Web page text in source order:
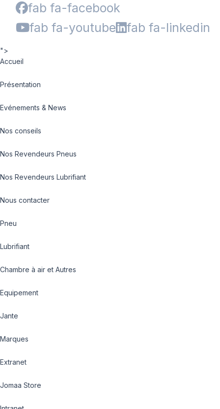
fab fa-facebook
fab fa-youtube
fab fa-linkedin
">
Accueil
Présentation
Evénements & News
Nos conseils
Nos Revendeurs Pneus
Nos Revendeurs Lubrifiant
Nous contacter
Pneu
Lubrifiant
Chambre à air et Autres
Equipement
Jante
Marques
Extranet
Jomaa Store